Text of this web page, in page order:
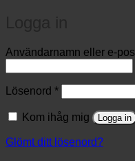
Användarnamn eller e-
Lösenord *Obligatoriskt
Kom ihåg mig Logga in
Glömt ditt lösenord?